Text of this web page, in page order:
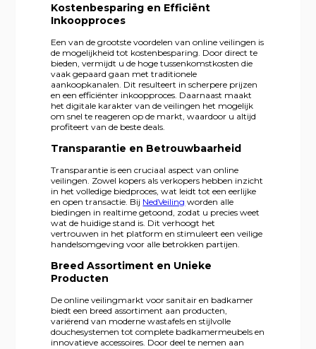
Kostenbesparing en Efficiënt
Inkoopproces
Een van de grootste voordelen van online veilingen is
de mogelijkheid tot kostenbesparing. Door direct te
bieden, vermijdt u de hoge tussenkomstkosten die
vaak gepaard gaan met traditionele
aankoopkanalen. Dit resulteert in scherpere prijzen
en een efficiënter inkoopproces. Daarnaast maakt
het digitale karakter van de veilingen het mogelijk
om snel te reageren op de markt, waardoor u altijd
profiteert van de beste deals.
Transparantie en Betrouwbaarheid
Transparantie is een cruciaal aspect van online
veilingen. Zowel kopers als verkopers hebben inzicht
in het volledige biedproces, wat leidt tot een eerlijke
en open transactie. Bij NedVeiling worden alle
biedingen in realtime getoond, zodat u precies weet
wat de huidige stand is. Dit verhoogt het
vertrouwen in het platform en stimuleert een veilige
handelsomgeving voor alle betrokken partijen.
Breed Assortiment en Unieke
Producten
De online veilingmarkt voor sanitair en badkamer
biedt een breed assortiment aan producten,
variërend van moderne wastafels en stijlvolle
douchesystemen tot complete badkamermeubels en
innovatieve accessoires. Door deel te nemen aan